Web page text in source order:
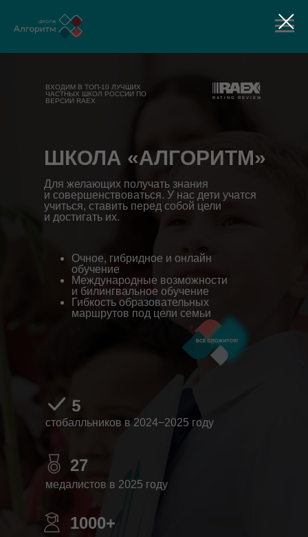
ШКОЛА «АЛГОРИТМ»
Очное, гибридное и онлайн
обучение
Международные возможности
и билингвальное обучение
Гибкость образовательных
маршрутов под цели семьи
Для желающих получать знания
и совершенствоваться. У нас дети учатся
учиться, ставить перед собой цели
и достигать их.
стобалльников в 2024−2025 году
ВХОДИМ В ТОП-10 ЛУЧШИХ
ЧАСТНЫХ ШКОЛ РОССИИ ПО
ВЕРСИИ RAEX
медалистов в 2025 году
5
27
1000+